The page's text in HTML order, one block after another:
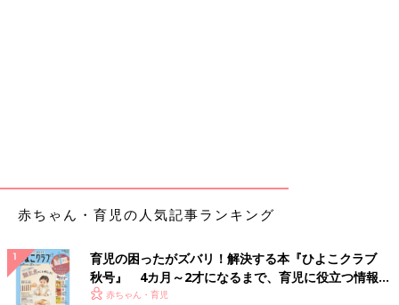
赤ちゃん・育児の人気記事ランキング
育児の困ったがズバリ！解決する本『ひよこクラブ
秋号』 4カ月～2才になるまで、育児に役立つ情報が
いっぱい！
赤ちゃん・育児